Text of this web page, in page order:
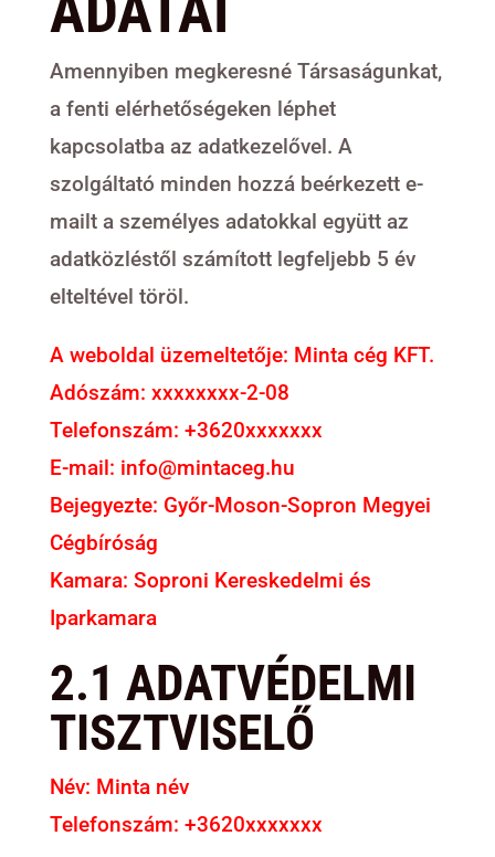
Amennyiben megkeresné Társaságunkat,
a fenti elérhetőségeken léphet
kapcsolatba az adatkezelővel. A
szolgáltató minden hozzá beérkezett e-
mailt a személyes adatokkal együtt az
adatközléstől számított legfeljebb 5 év
elteltével töröl.
A weboldal üzemeltetője: Minta cég KFT.
Adószám: xxxxxxxx-2-08
Telefonszám: +3620xxxxxxx
E-mail: info@mintaceg.hu
Bejegyezte: Győr-Moson-Sopron Megyei
Cégbíróság
Kamara: Soproni Kereskedelmi és
Iparkamara
2.1 ADATVÉDELMI
TISZTVISELŐ
Név: Minta név
Telefonszám: +3620xxxxxxx